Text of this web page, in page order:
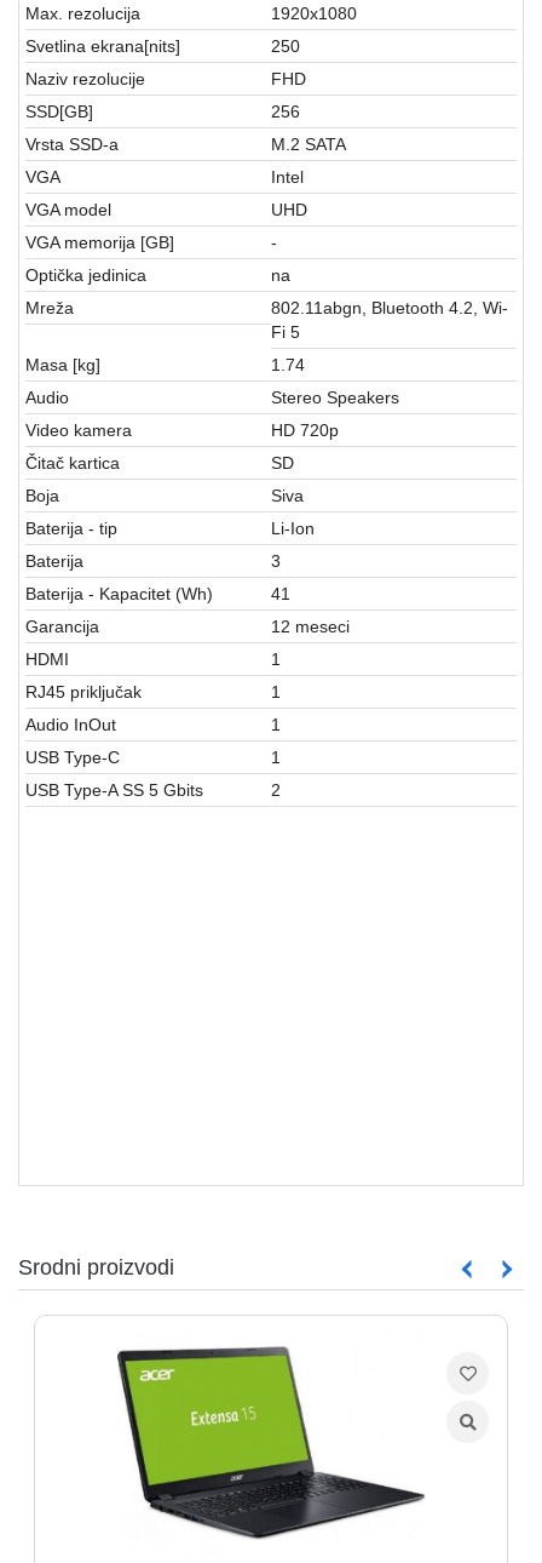
Max. rezolucija
1920x1080
Svetlina ekrana[nits]
250
Naziv rezolucije
FHD
SSD[GB]
256
Vrsta SSD-a
M.2 SATA
VGA
Intel
VGA model
UHD
VGA memorija [GB]
-
Optička jedinica
na
Mreža
802.11abgn, Bluetooth 4.2, Wi-
Fi 5
Masa [kg]
1.74
Audio
Stereo Speakers
Video kamera
HD 720p
Čitač kartica
SD
Boja
Siva
Baterija - tip
Li-Ion
Baterija
3
Baterija - Kapacitet (Wh)
41
Garancija
12 meseci
HDMI
1
RJ45 priključak
1
Audio InOut
1
USB Type-C
1
USB Type-A SS 5 Gbits
2
Srodni proizvodi